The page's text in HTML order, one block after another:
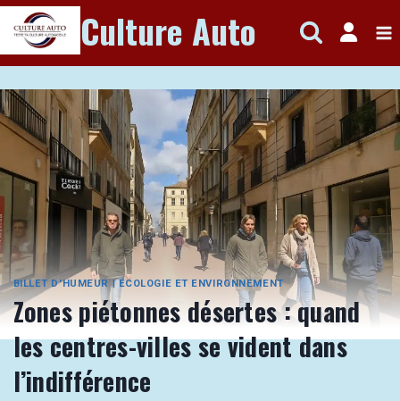
Aller
au
contenu
Culture Auto
BILLET D'HUMEUR|ÉCOLOGIE ET ENVIRONNEMENT
Zones piétonnes désertes : quand
les centres-villes se vident dans
l’indifférence